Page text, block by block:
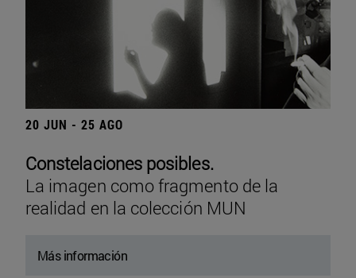
20 JUN - 25 AGO
Constelaciones posibles.
La imagen como fragmento de la
realidad en la colección MUN
Más información